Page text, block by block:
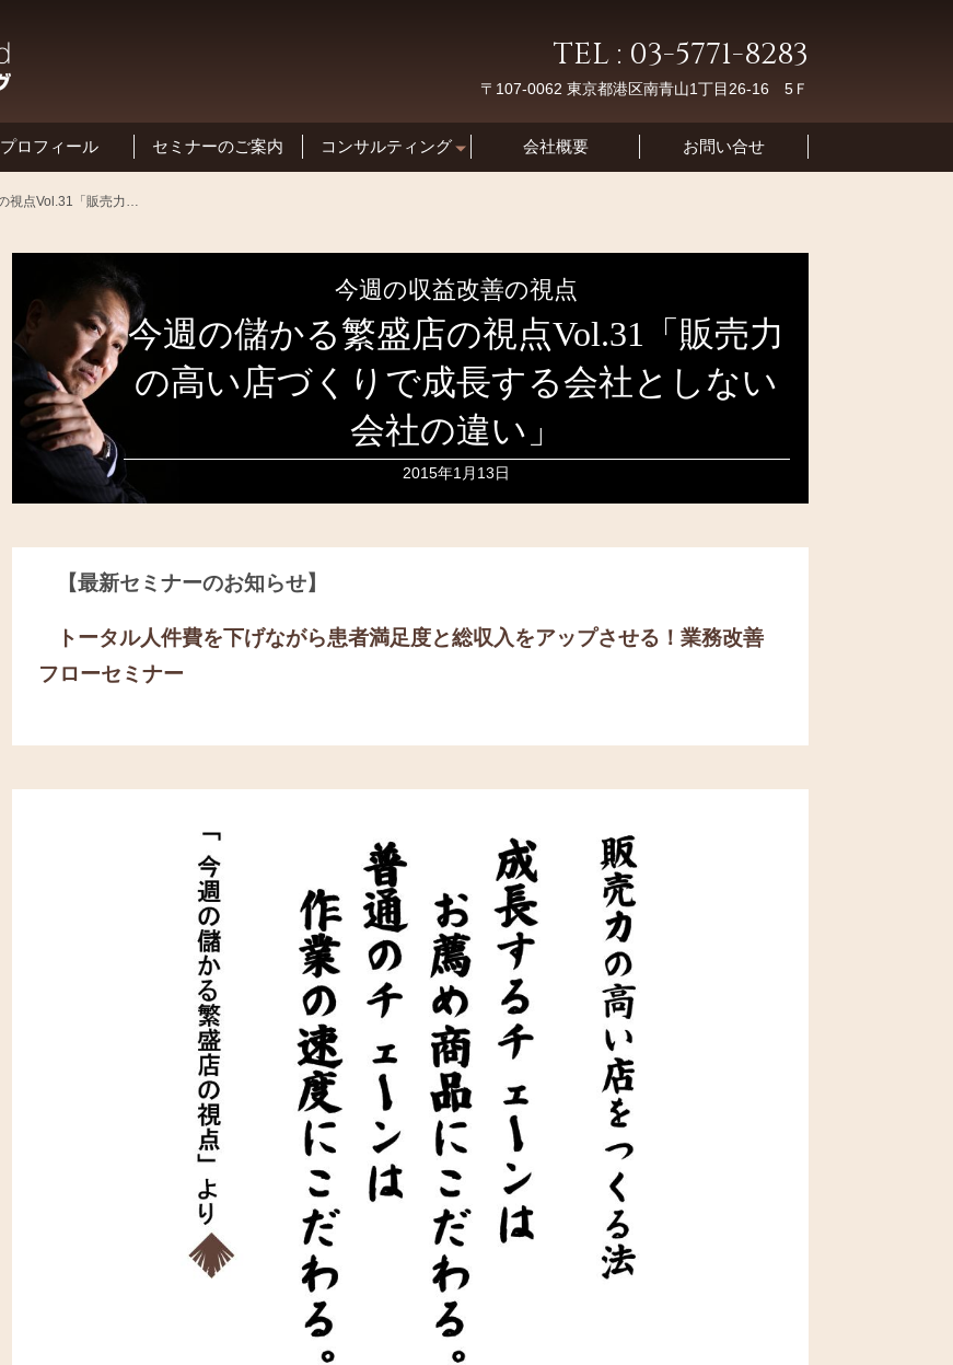
TEL : 03-5771-8283
〒107-0062 東京都港区南青山1丁目26-16 5Ｆ
プロフィール セミナーのご案内
コンサルティング
基本方針と特長
会社概要 お問い合せ
今週の儲かる繁盛店の視点Vol.31「販売力の高い店づくりで成長する会社としない会社の違い」
今週の収益改善の視点
今週の儲かる繁盛店の視点Vol.31「販売力
の高い店づくりで成長する会社としない
会社の違い」
2015年1月13日
【最新セミナーのお知らせ】
トータル人件費を下げながら患者満足度と総収入をアップさせる！ 業務改善
フローセミナー